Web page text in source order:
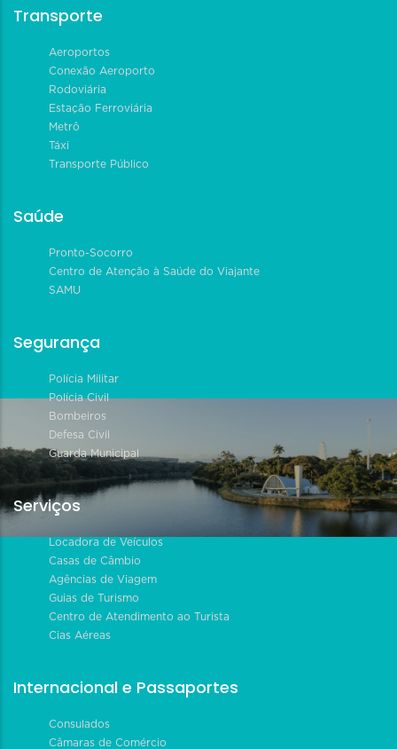
Transporte
Aeroportos
Conexão Aeroporto
Rodoviária
Estação Ferroviária
Metrô
Táxi
Transporte Público
Saúde
Pronto-Socorro
Centro de Atenção à Saúde do Viajante
SAMU
Segurança
Polícia Militar
Polícia Civil
Bombeiros
Defesa Civil
Guarda Municipal
Serviços
Locadora de Veículos
Casas de Câmbio
Agências de Viagem
Guias de Turismo
Centro de Atendimento ao Turista
Cias Aéreas
Internacional e Passaportes
Consulados
Câmaras de Comércio